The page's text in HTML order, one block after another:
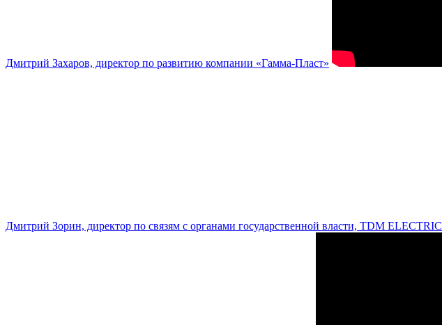
Дмитрий Захаров, директор по развитию компании «Гамма-Пласт»
Дмитрий Зорин, директор по связям с органами государственной власти, TDM ELECTRIC